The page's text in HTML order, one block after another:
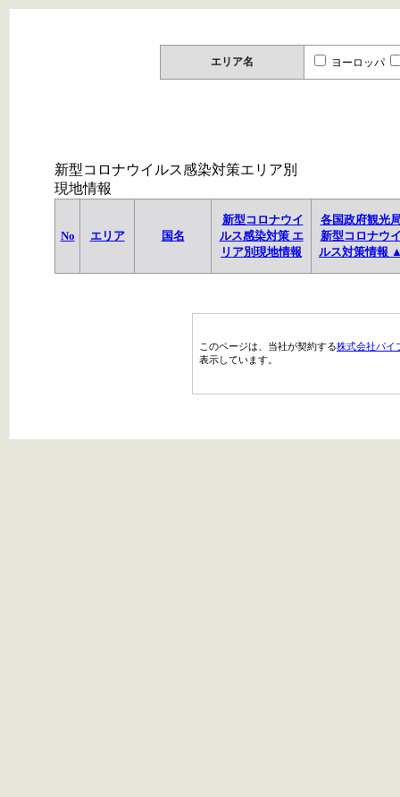
エリア名 ヨーロッパ
新型コロナウイルス感染対策エリア別
現地情報
No エリア 国名
新型コロナウイ
ルス感染対策 エ
リア別現地情報
各国政府観光
新型コロナウ
ルス対策情報
このページは、当社が契約する株式会社パイ
表示しています。